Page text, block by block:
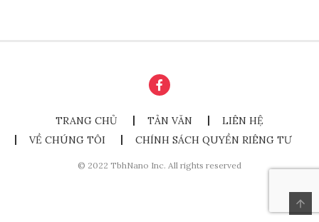
TRANG CHỦ TẢN VĂN
LIÊN HỆ
VỀ CHÚNG TÔI
CHÍNH SÁCH QUYỀN RIÊNG TƯ
© 2022 TbhNano Inc. All rights reserved